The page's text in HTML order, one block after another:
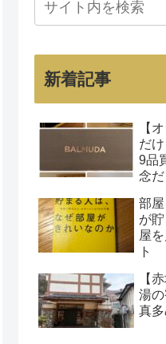
新着記事
【
だ
9品
念
部
が
屋
ト
【
湯
真多